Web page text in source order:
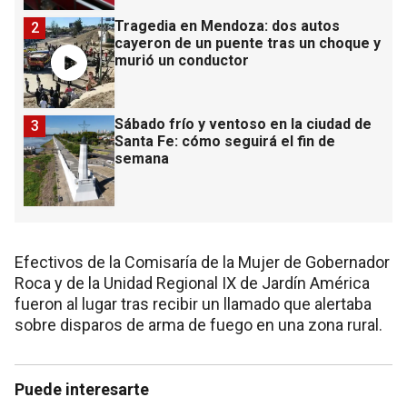
Tragedia en Mendoza: dos autos
cayeron de un puente tras un choque y
murió un conductor
2
Sábado frío y ventoso en la ciudad de
Santa Fe: cómo seguirá el fin de
semana
3
Efectivos de la Comisaría de la Mujer de Gobernador
Roca y de la Unidad Regional IX de Jardín América
fueron al lugar tras recibir un llamado que alertaba
sobre disparos de arma de fuego en una zona rural.
Puede interesarte